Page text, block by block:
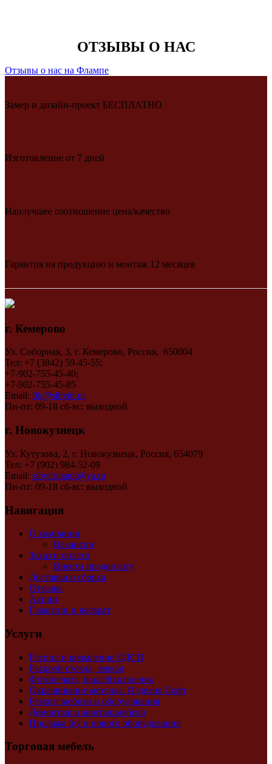
ОТЗЫВЫ О НАС
Отзывы о нас на Флампе
Замер и дизайн-проект БЕСПЛАТНО
Изготовление от 7 дней
Наилучшее соотношение цена/качество
Гарантия на продукцию и монтаж 12 месяцев
г. Кемерово
Ул. Соборная, 3, г. Кемерово, Россия, 650004
Тел: +7 (3842) 59-45-55;
+7-902-755-45-40;
+7-902-755-45-85
Email: ftk@sibvitr.ru
Пн-пт: 09-18 сб-вс: выходной
г. Новокузнецк
Ул. Кутузова, 2, г. Новокузнецк, Россия, 654079
Тел: +7 (902) 984-52-09
Email: sibvitrinank@ya.ru
Пн-пт: 09-18 сб-вс: выходной
Навигация
О компании
Вакансии
Заказ и оплата
Внести предоплату
Доставка и сборка
Отзывы
Акции
Гарантии и возврат
Услуги
Распил и кромление ЛДСП
Раскрой стекла, зеркал
Фотопечать, наклейка пленок
Окрашивание металла. Изделия Лофт
Ремонт мебели и оборудования
Демонтаж и монтаж мебели
Продажа б/у и нового оборудования
Торговая мебель